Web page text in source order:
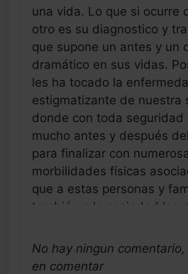
una vida. Lo que si ocurre
otro es su diagnostico y
que supone un antes y un
dramático en sus vidas.
les ha tocado la
estigmatizante de nuestra
donde con toda seguridad
mucho antes y después
para finalizar con
morbilidades físicas
que a estas personas y
también a la sociedad les
lo ocurrido en sus vidas y
fármacos que interrumpen
No hay ningun
en comentar